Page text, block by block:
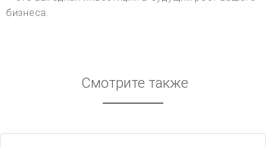
бизнеса.
Смотрите также